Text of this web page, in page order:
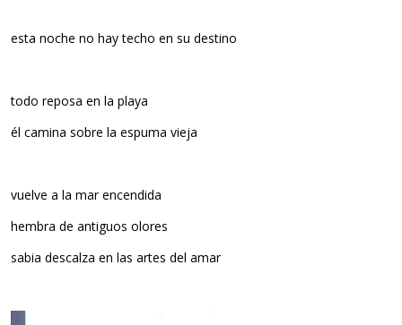
esta noche no hay techo en su destino
todo reposa en la playa
él camina sobre la espuma vieja
vuelve a la mar encendida
hembra de antiguos olores
sabia descalza en las artes del amar